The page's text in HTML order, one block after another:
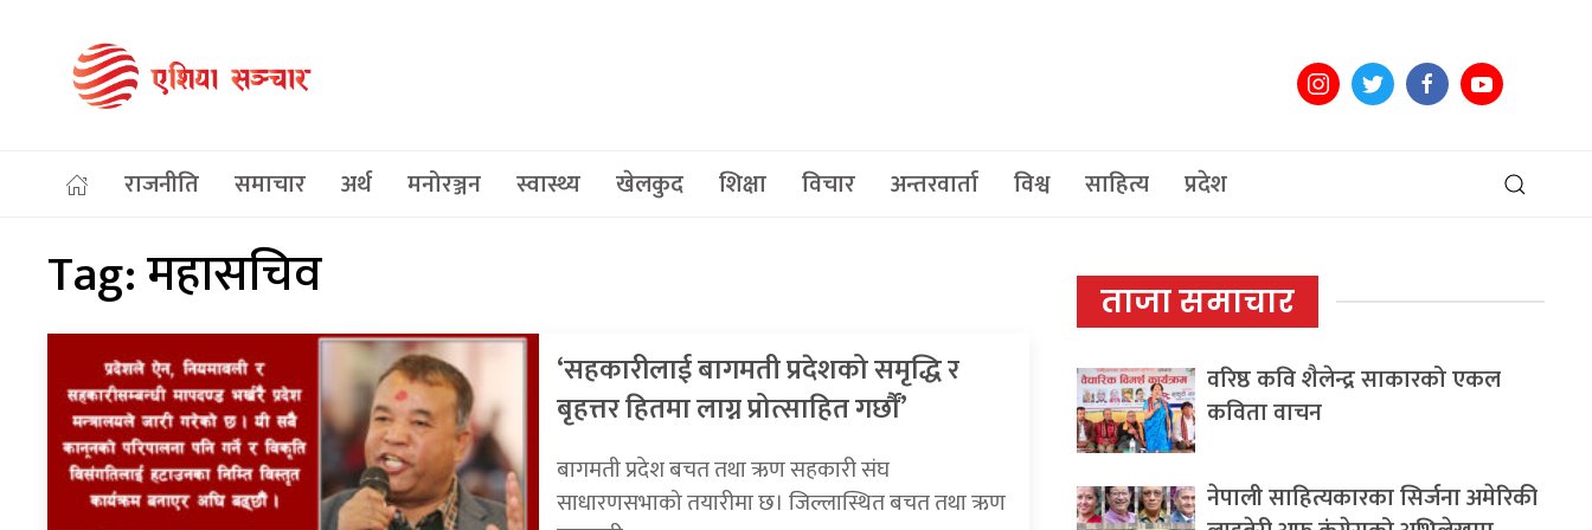
राजनीति समाचार अर्थ मनोरञ्जन स्वास्थ्य खेलकुद शिक्षा विचार अन्तरवार्ता विश्व साहित्य प्रदेश
Tag:महासचिव
‘सहकारीलाई बागमती प्रदेशको समृद्धि र
बृहत्तर हितमा लाग्न प्रोत्साहित गर्छौं’
बागमती प्रदेश बचत तथा ऋण सहकारी संघ
साधारणसभाको तयारीमा छ। जिल्लास्थित बचत तथा ऋण
ताजा समाचार
वरिष्ठ कवि शैलेन्द्र साकारको एकल
कविता वाचन
नेपाली साहित्यकारका सिर्जना अमेरिकी